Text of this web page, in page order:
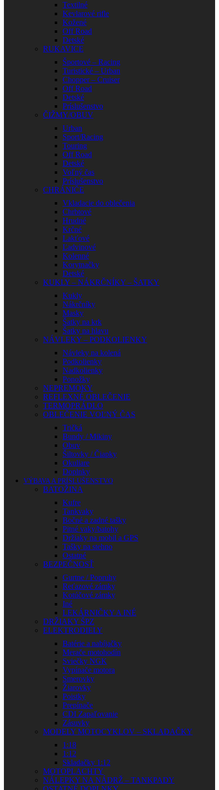
Textilné
Kevlarové rifle
Kožené
Off Road
Detské
RUKAVICE
Športové – Racing
Turistické – Urban
Chopper – Cruiser
Off Road
Detské
Príslušenstvo
ČIŽMY/OBUV
Urban
Sport/Racing
Touring
Off Road
Detské
Voľný čas
Príslušenstvo
CHRÁNIČE
Vkladacie do oblečenia
Chrbtové
Hrudné
Krčné
Lakťové
Ľadvinové
Kolenné
Korytnačky
Detské
KUKLY – NÁKRČNÍKY – ŠATKY
Kukly
Nákrčníky
Masky
Šatky na krk
Šatky na hlavu
NÁVLEKY – PODKOLIENKY
Návleky na kolená
Podkolienky
Nadkolienky
Ponožky
NEPREMOKY
REFLEXNÉ OBLEČENIE
TERMOPRÁDLO
OBLEČENIE VOĽNÝ ČAS
Tričká
Bundy / Mikiny
Obuv
Šiltovky / Čiapky
Okuliare
Doplnky
VÝBAVA A PRÍSLUŠENSTVO
BATOŽINA
Kufre
Tankvaky
Bočné a zadné tašky
Pitné vaky/batohy
Držiaky na mobil a GPS
Tašky na stehno
Ostatné
BEZPEČNOSŤ
Gurtne / Popruhy
Reťazové zámky
Kotúčové zámky
Iné
LEKÁRNIČKY A INÉ
DRŽIAKY ŠPZ
ELEKTRODIELY
Batérie a nabíjačky
Merače motohodín
Sviečky NGK
Vypínače motora
Smerovky
Žiarovky
Poistky
Prepínače
CDI Zapaľovanie
Zásuvky
MODELY MOTOCYKLOV – SKLADAČKY
1:18
1:12
Skladačky 1:12
MOTOPLACHTY
NÁLEPKY NA NÁDRŽ – TANKPADY